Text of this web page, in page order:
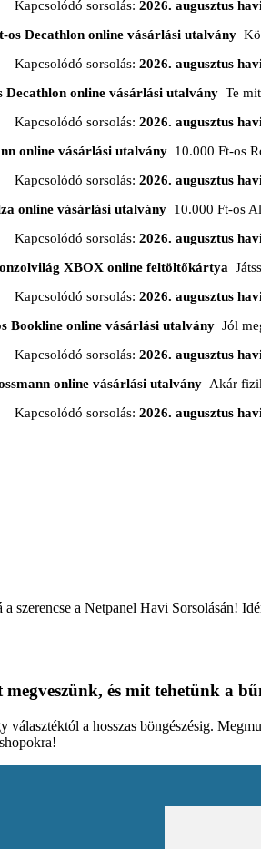
Kapcsolódó sorsolás: 2026. augusztus
os Decathlon online vásárlási utalvány
Kapcsolódó sorsolás: 2026. augusztus
Decathlon online vásárlási utalvány Te
Kapcsolódó sorsolás: 2026. augusztus
online vásárlási utalvány10.000 Ft-os
Kapcsolódó sorsolás: 2026. augusztus
online vásárlási utalvány10.000 Ft-os
Kapcsolódó sorsolás: 2026. augusztus
XBOX online feltöltőkártya
Kapcsolódó sorsolás: 2026. augusztus
Bookline online vásárlási utalványJól
Kapcsolódó sorsolás: 2026. augusztus
online vásárlási utalványAkár
Kapcsolódó sorsolás: 2026. augusztus
a Netpanel Havi Sorsolásán!
és mit tehetünk a
a hosszas böngészésig.